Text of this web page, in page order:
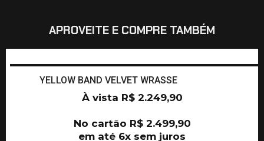
APROVEITE E COMPRE TAMBÉM
YELLOW BAND VELVET WRASSE
À vista R$2.249,90
No cartão R$2.499,90
em até 6x sem juros